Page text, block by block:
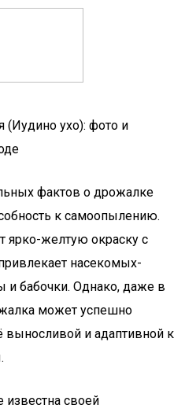
(Иудино ухо): фото и
фактов о дрожалке
к самоопылению.
ярко-желтую окраску с
насекомых-
и бабочки. Однако, даже в
может успешно
выносливой и адаптивной к
своей